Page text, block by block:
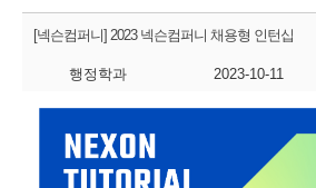
[넥슨컴퍼니] 2023 넥슨컴퍼니 채용형 인턴십
행정학과 2023-10-11